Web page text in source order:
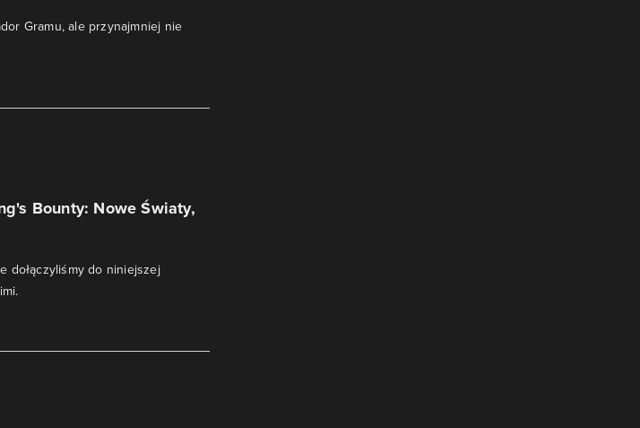
Gramu, ale przynajmniej nie
Bounty: Nowe Światy,
dołączyliśmy do niniejszej